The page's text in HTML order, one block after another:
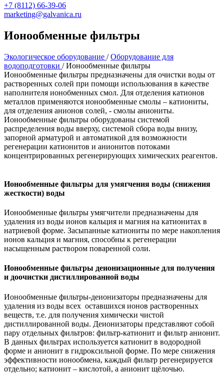
+7 (8112) 66-39-06
marketing@galvanica.ru
Ионообменные фильтры
Экологическое оборудование / Оборудование для
водоподготовки / Ионообменные фильтры
Ионообменные фильтры предназначены для очистки воды от
растворенных солей при помощи использования в качестве
наполнителя ионобменных смол. Для отделения катионов
металлов применяются ионообменные смолы – катиониты,
для отделения анионов солей, - смолы аниониты.
Ионообменные фильтры оборудованы системой
распределения воды вверху, системой сбора воды внизу,
запорной арматурой и автоматикой для возможности
регенерации катионитов и анионитов потоками
концентрированных регенерирующих химических реагентов.
Ионообменные фильтры для умягчения воды (снижения
жесткости) воды
Ионообменные фильтры умягчители предназначены для
удаления из воды ионов кальция и магния на катионитах в
натриевой форме. Засыпанные катиониты по мере накопления
ионов кальция и магния, способны к регенерации
насыщенным раствором поваренной соли.
Ионообменные фильтры деионизационные для получения
и доочистки дистиллированной воды
Ионообменные фильтры-деионизаторы предназначены для
удаления из воды всех оставшихся ионов растворенных
веществ, т.е. для получения химически чистой
дистиллированной воды. Деионизаторы представляют собой
пару отдельных фильтров: фильтр-катионит и фильтр анионит.
В данных фильтрах используется катионит в водородной
форме и анионит в гидроксильной форме. По мере снижения
эффективности ионообмена, каждый фильтр регенерируется
отдельно; катионит – кислотой, а анионит щёлочью.